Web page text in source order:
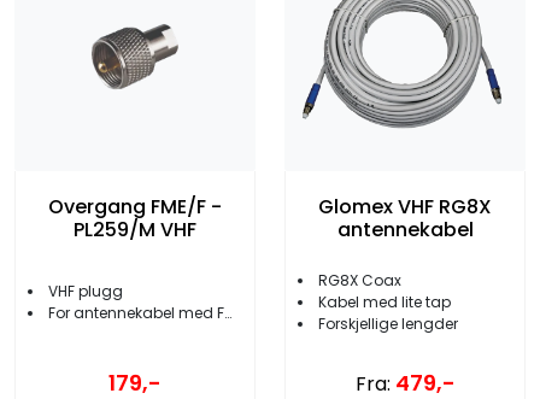
Overgang FME/F -
PL259/M VHF
VHF plugg
For antennekabel med FME-terminator
179,-
Glomex VHF RG8X
antennekabel
RG8X Coax
Kabel med lite tap
Forskjellige lengder
Fra: 479,-